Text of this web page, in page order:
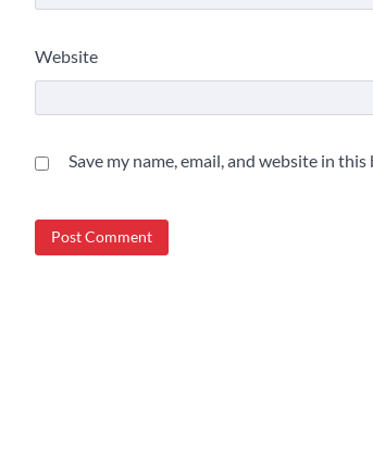
Website
Save my name, email, and website in